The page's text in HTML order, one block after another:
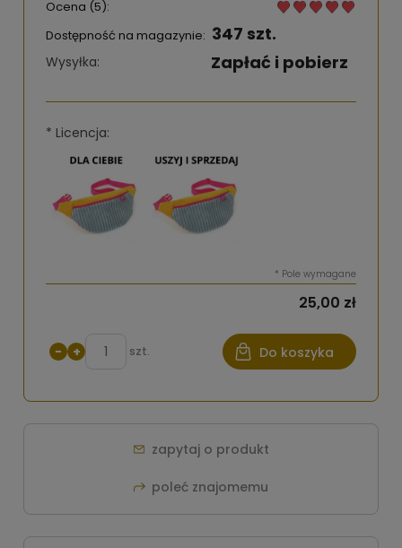
Ocena (5):
Dostępność na magazynie: 347 szt.
Wysyłka: Zapłać i pobierz
* Licencja:
* Pole wymagane
25,00 zł
− + szt. Do koszyka
zapytaj o produkt
poleć znajomemu